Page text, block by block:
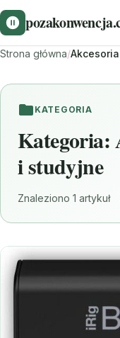
Strona główna/
KATEGORIA
Kategoria:
i studyjne
Znaleziono 1 artykuł